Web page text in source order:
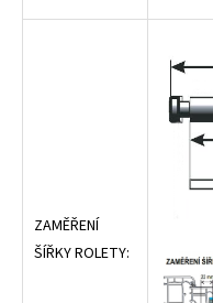
ZAMĚŘENÍ
ŠÍŘKY ROLETY: